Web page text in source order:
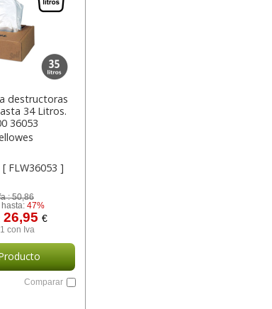
destructoras
34 Litros.
36053
[ FLW36053 ]
:50,86
hasta:47%
26,95€
con Iva
Comparar
Trituradora de papel